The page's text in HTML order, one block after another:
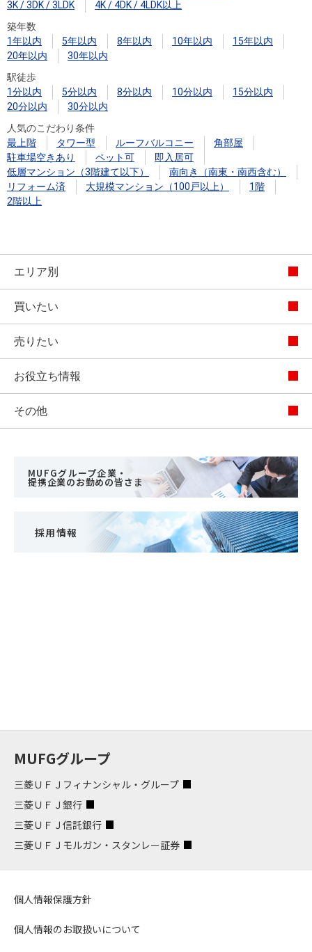
3K / 3DK / 3LDK
4K / 4DK / 4LDK以上
築年数
1年以内
5年以内 8年以内 10年以内
15年以内
20年以内
30年以内
駅徒歩
1分以内
5分以内 8分以内 10分以内
15分以内
20分以内
30分以内
人気のこだわり条件
最上階
タワー型 ルーフバルコニー
角部屋
駐車場空きあり
ペット可
即入居可
低層マンション（3階建て以下）
南向き（南東・南西含む）
リフォーム済
大規模マンション（100戸以上）
1階
2階以上
エリア別
買いたい
売りたい
お役立ち情報
その他
MUFGグループ企業・
提携企業のお勤めの皆さま
採用情報
MUFGグループ
三菱ＵＦＪフィナンシャル・グループ
三菱ＵＦＪ銀行
三菱ＵＦＪ信託銀行
三菱ＵＦＪモルガン・スタンレー証券
個人情報保護方針
個人情報のお取扱いについて